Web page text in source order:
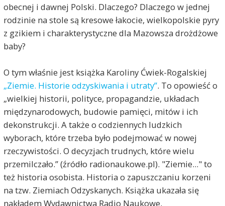
obecnej i dawnej Polski. Dlaczego? Dlaczego w jednej
rodzinie na stole są kresowe łakocie, wielkopolskie pyry
z gzikiem i charakterystyczne dla Mazowsza drożdżowe
baby?
O tym właśnie jest książka Karoliny Ćwiek-Rogalskiej
„Ziemie. Historie odzyskiwania i utraty”. To opowieść o
„wielkiej historii, polityce, propagandzie, układach
międzynarodowych, budowie pamięci, mitów i ich
dekonstrukcji. A także o codziennych ludzkich
wyborach, które trzeba było podejmować w nowej
rzeczywistości. O decyzjach trudnych, które wielu
przemilczało.” (źródło radionaukowe.pl). "Ziemie..." to
też historia osobista. Historia o zapuszczaniu korzeni
na tzw. Ziemiach Odzyskanych. Książka ukazała się
nakładem Wydawnictwa Radio Naukowe.